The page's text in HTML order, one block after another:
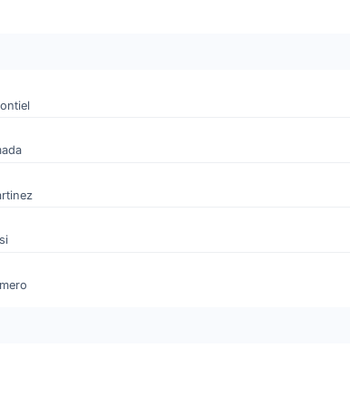
Alvarez prende il posto di Lautaro Martinez.
Molina è il sostituto di Gonzalo Montiel.
la palla in rete. Argentina avanti per 1 - 0. Rodrigo De